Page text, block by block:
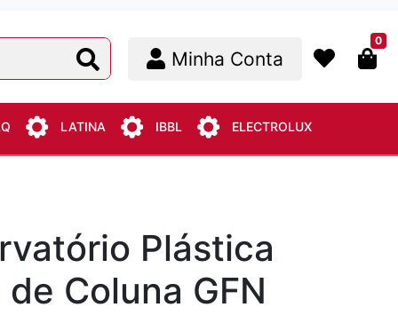
Minha Conta
0
LATINA IBBL ELECTROLUX
Plástica
Coluna GFN